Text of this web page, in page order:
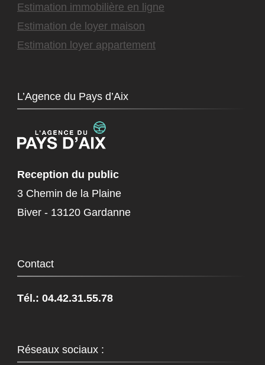
Estimation immobilière en ligne
Estimation de loyer maison
Estimation loyer appartement
L’Agence du Pays d’Aix
Reception du public
3 Chemin de la Plaine
Biver - 13120 Gardanne
Contact
Tél.: 04.42.31.55.78
Réseaux sociaux :